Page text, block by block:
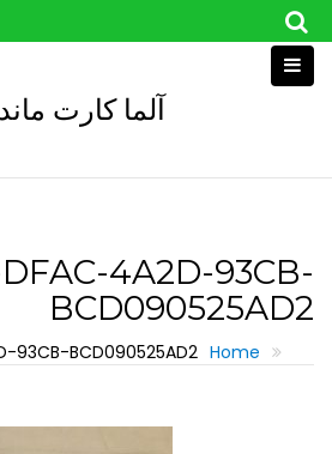
Skip
to
content
آلما کارت
4A2D-93CB-
BCD090525AD2
Home
93CB-BCD090525AD2